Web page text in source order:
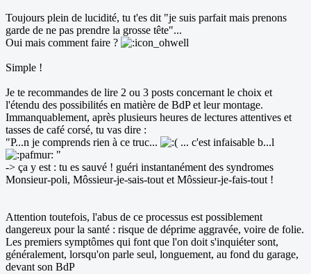
Toujours plein de lucidité, tu t'es dit "je suis parfait mais prenons
garde de ne pas prendre la grosse tête"...
Oui mais comment faire ?
Simple !
Je te recommandes de lire 2 ou 3 posts concernant le choix et
l'étendu des possibilités en matière de BdP et leur montage.
Immanquablement, après plusieurs heures de lectures attentives et
tasses de café corsé, tu vas dire :
"P...n je comprends rien à ce truc...
... c'est infaisable b...l
"
-> ça y est : tu es sauvé ! guéri instantanément des syndromes
Monsieur-poli, Môssieur-je-sais-tout et Môssieur-je-fais-tout !
Attention toutefois, l'abus de ce processus est possiblement
dangereux pour la santé : risque de déprime aggravée, voire de folie.
Les premiers symptômes qui font que l'on doit s'inquiéter sont,
généralement, lorsqu'on parle seul, longuement, au fond du garage,
devant son BdP